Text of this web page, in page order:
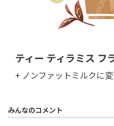
ティー ティラミス フ
+ ノンファットミルクに
みんなのコメント